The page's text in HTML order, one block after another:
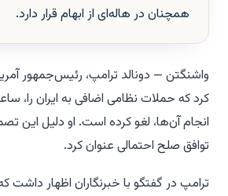
همچنان در هاله‌ای از ابهام قرار دارد.
واشنگتن — دونالد ترامپ، رئیس‌جمهور
کرد که حملات نظامی اضافی به ایران را،
انجام آن‌ها، لغو کرده است. او دلیل این
توافق صلح احتمالی عنوان کرد.
ترامپ در گفتگو با خبرنگاران اظهار داشت